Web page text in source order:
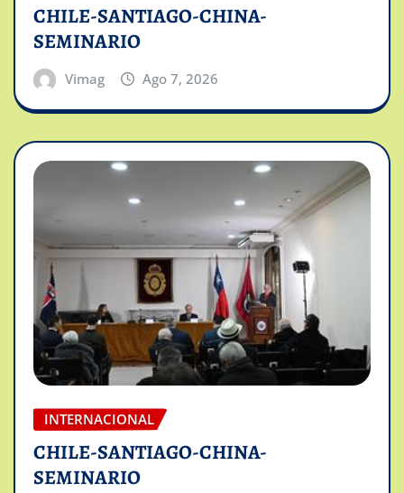
CHILE-SANTIAGO-CHINA-
SEMINARIO
Vimag Ago 7, 2026
INTERNACIONAL
CHILE-SANTIAGO-CHINA-
SEMINARIO